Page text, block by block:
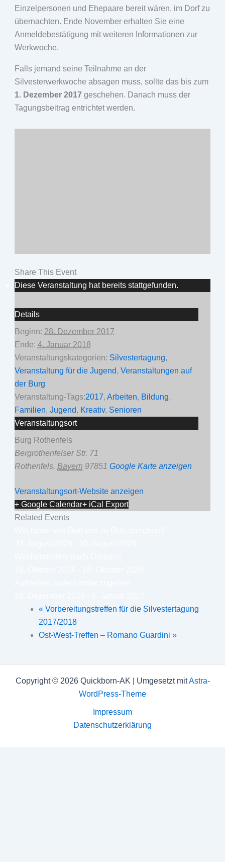
Einzelpersonen und Ehepaare bereit wären, im Dorf zu
übernachten. Ende November erhalten Sie eine
Anmeldebestätigung mit weiteren Informationen zur
Werkwoche.
Falls jemand seine Teilnahme an der
Silvesterwerkwoche absagen muss, sollte das bis zum
1. Dezember 2017geschehen. Danach muss der
Tagungsbeitrag entrichtet werden.
Share This Event
Diese Veranstaltung hat bereits stattgefunden.
Details
Beginn: 28. Dezember 2017
Ende: 4. Januar 2018
Veranstaltungskategorien: Silvestertagung,
Veranstaltung für die Jugend, Veranstaltungen auf
der Burg
Veranstaltung-Tags:2017, Arbeiten, Bildung,
Familien, Jugend, Kreativ, Senioren
Veranstaltungsort
Burg Rothenfels
Bergrothenfelser Str. 71
Rothenfels, Bayern 97851 Google Karte anzeigen
Veranstaltungsort-Website anzeigen
+ Google Calendar+ iCal Export
Related Events
«Vorbereitungstreffen für die Silvestertagung
2017/2018
Ost-West-Treffen – Romano Guardini »
Copyright © 2026 Quickborn-AK | Umgesetzt mitAstra-
WordPress-Theme
Impressum
Datenschutzerklärung